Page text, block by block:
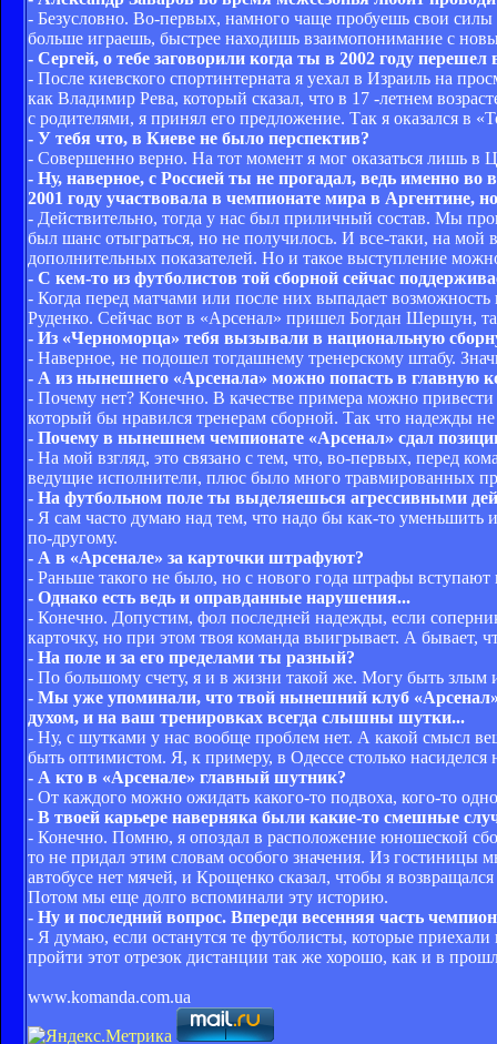
- Безусловно. Во-первых, намного чаще пробуешь свои
больше играешь, быстрее находишь взаимопонимание с
- Сергей, о тебе заговорили когда ты в 2002 году
- После киевского спортинтерната я уехал в Израиль на
как Владимир Рева, который сказал, что в 17 -летнем
с родителями, я принял его предложение. Так я оказался в
- У тебя что, в Киеве не было перспектив?
- Совершенно верно. На тот момент я мог оказаться лишь в
- Ну, наверное, с Россией ты не прогадал, ведь именно
2001 году участвовала в чемпионате мира в Аргентине,
- Действительно, тогда у нас был приличный состав. Мы
был шанс отыграться, но не получилось. И все-таки, на мой
дополнительных показателей. Но и такое выступление
- С кем-то из футболистов той сборной сейчас
- Когда перед матчами или после них выпадает
Руденко. Сейчас вот в «Арсенал» пришел Богдан Шершун,
- Из «Черноморца» тебя вызывали в национальную
- Наверное, не подошел тогдашнему тренерскому штабу.
- А из нынешнего «Арсенала» можно попасть в главную
- Почему нет? Конечно. В качестве примера можно
который бы нравился тренерам сборной. Так что надежды
- Почему в нынешнем чемпионате «Арсенал» сдал
- На мой взгляд, это связано с тем, что, во-первых, перед
ведущие исполнители, плюс было много травмированных
- На футбольном поле ты выделяешься агрессивными
- Я сам часто думаю над тем, что надо бы как-то уменьшить
по-другому.
- А в «Арсенале» за карточки штрафуют?
- Раньше такого не было, но с нового года штрафы вступают
- Однако есть ведь и оправданные нарушения...
- Конечно. Допустим, фол последней надежды, если
карточку, но при этом твоя команда выигрывает. А бывает,
- На поле и за его пределами ты разный?
- По большому счету, я и в жизни такой же. Могу быть
- Мы уже упоминали, что твой нынешний клуб
духом, и на ваш тренировках всегда слышны шутки...
- Ну, с шутками у нас вообще проблем нет. А какой смысл
быть оптимистом. Я, к примеру, в Одессе столько
- А кто в «Арсенале» главный шутник?
- От каждого можно ожидать какого-то подвоха, кого-то
- В твоей карьере наверняка были какие-то смешные
- Конечно. Помню, я опоздал в расположение юношеской
то не придал этим словам особого значения. Из гостиницы
автобусе нет мячей, и Крощенко сказал, чтобы я
Потом мы еще долго вспоминали эту историю.
- Ну и последний вопрос. Впереди весенняя часть
- Я думаю, если останутся те футболисты, которые
пройти этот отрезок дистанции так же хорошо, как и в
www.komanda.com.ua